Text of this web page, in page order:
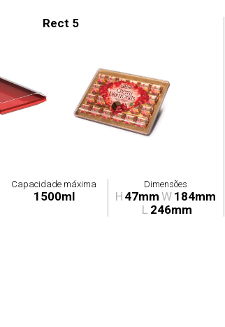
Rect 5
Capacidade máxima
1500ml
Dimensões
H 47mm W 184mm
L 246mm